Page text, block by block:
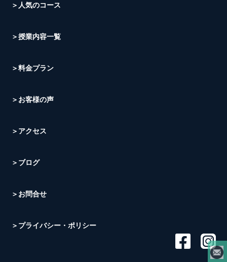
＞人気のコース
＞授業内容一覧
＞料金プラン
＞お客様の声
＞アクセス
＞ブログ
＞お問合せ
＞プライバシー・ポリシー